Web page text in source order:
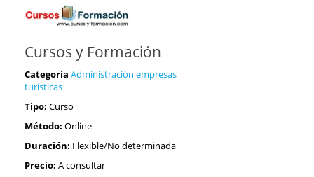
Cursos y Formación
Categoría Administración empresas
turísticas
Tipo: Curso
Método: Online
Duración: Flexible/No determinada
Precio: A consultar